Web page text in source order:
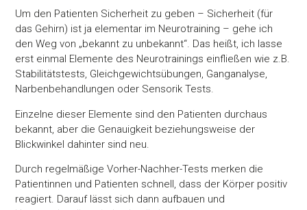
Um den Patienten Sicherheit zu geben – Sicherheit (für
das Gehirn) ist ja elementar im Neurotraining – gehe ich
den Weg von „bekannt zu unbekannt“. Das heißt, ich lasse
erst einmal Elemente des Neurotrainings einfließen wie z.B.
Stabilitätstests, Gleichgewichtsübungen, Ganganalyse,
Narbenbehandlungen oder Sensorik Tests.
Einzelne dieser Elemente sind den Patienten durchaus
bekannt, aber die Genauigkeit beziehungsweise der
Blickwinkel dahinter sind neu.
Durch regelmäßige Vorher-Nachher-Tests merken die
Patientinnen und Patienten schnell, dass der Körper positiv
reagiert. Darauf lässt sich dann aufbauen und